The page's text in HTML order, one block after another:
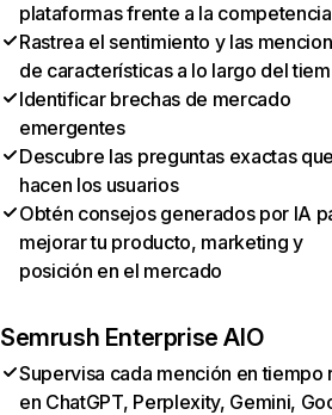
plataformas frente a la competencia
Rastrea el sentimiento y las
de características a lo largo del
Identificar brechas de mercado
emergentes
Descubre las preguntas exactas
hacen los usuarios
Obtén consejos generados por IA
mejorar tu producto, marketing y
posición en el mercado
Semrush Enterprise AIO
Supervisa cada mención en tiempo
en ChatGPT, Perplexity, Gemini,